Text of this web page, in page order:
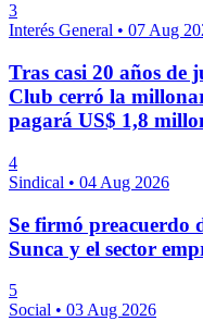
3
Interés General • 07 Aug
Tras casi 20 años
Club cerró la
pagará US$ 1,8
4
Sindical • 04 Aug 2026
Se firmó preacuerdo
Sunca y el sector
5
Social • 03 Aug 2026